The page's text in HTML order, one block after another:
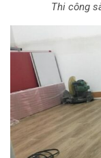
Thi công